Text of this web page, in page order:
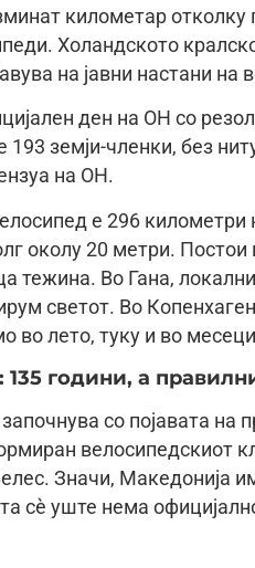
километар
Холандското
на јавни настани на
ден на ОН со
193 земји-членки, без
на ОН.
е 296
околу 20 метри.
тежина. Во Гана,
светот. Во
во лето, туку и во
години, а
со појавата на
велосипедскиот
Значи, Македонија
сè уште нема